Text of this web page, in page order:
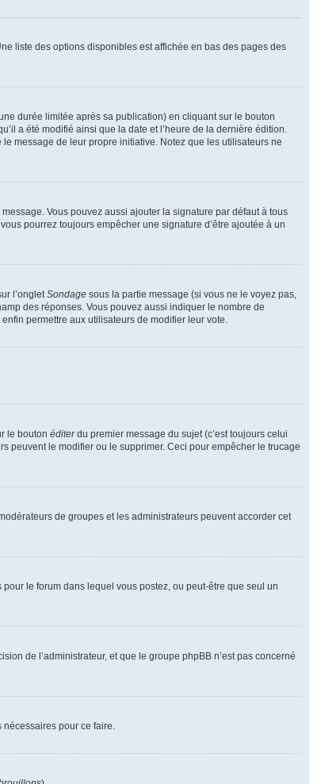
liste des options disponibles est affichée en bas des pages des
durée limitée après sa publication) en cliquant sur le bouton
a été modifié ainsi que la date et l’heure de la dernière édition.
message de leur propre initiative. Notez que les utilisateurs ne
Vous pouvez aussi ajouter la signature par défaut à tous
pourrez toujours empêcher une signature d’être ajoutée à un
l’onglet Sondage sous la partie message (si vous ne le voyez pas,
des réponses. Vous pouvez aussi indiquer le nombre de
permettre aux utilisateurs de modifier leur vote.
le bouton éditerdu premier message du sujet (c’est toujours celui
peuvent le modifier ou le supprimer. Ceci pour empêcher le trucage
de groupes et les administrateurs peuvent accorder cet
le forum dans lequel vous postez, ou peut-être que seul un
de l’administrateur, et que le groupe phpBB n’est pas concerné
pour ce faire.